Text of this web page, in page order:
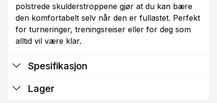
polstrede skulderstroppene gjør at du kan bære
den komfortabelt selv når den er fullastet. Perfekt
for turneringer, treningsreiser eller for deg som
alltid vil være klar.
Spesifikasjon
Lager